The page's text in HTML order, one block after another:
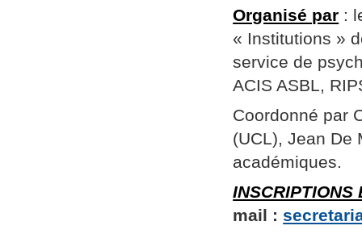
Organisé par :
« Institutions »
service de
ACIS ASBL,
Coordonné par
(UCL), Jean De
académiques.
INSCRIPTIONS
mail :